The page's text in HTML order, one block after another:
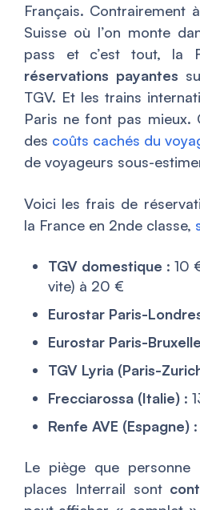
Français. Contrairement
Suisse où l’on monte
pass et c’est tout, la
réservations payantes
TGV. Et les trains
Paris ne font pas
des coûts cachés du
de voyageurs sous-
Voici les frais de
la France en 2nde classe,
TGV domestique : 10
vite) à 20 €
Eurostar Paris-
Eurostar Paris-
TGV Lyria (Paris-
Frecciarossa (Italie) :
Renfe AVE (Espagne)
Le piège que
places Interrail sont